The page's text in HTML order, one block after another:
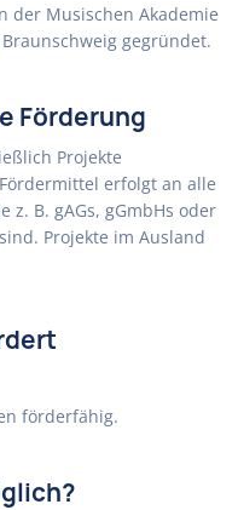
der Musischen Akademie
gegründet.
Förderung
Projekte
erfolgt an alle
B. gAGs, gGmbHs oder
Projekte im Ausland
förderfähig.